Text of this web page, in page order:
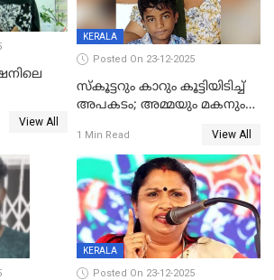
View All
KERALA
Posted On 23-12-2025
സ്കൂട്ടറും കാറും കൂട്ടിയിടിച്ച്
അപകടം; അമ്മയും മകനും
ഗുരുതരാവസ്ഥയിൽ
1 Min Read View All
KERALA
Posted On 23-12-2025